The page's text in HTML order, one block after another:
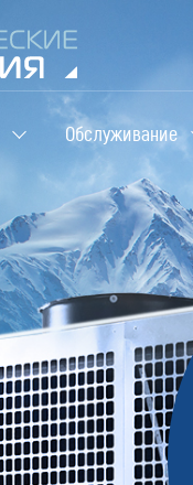
Обслуживание